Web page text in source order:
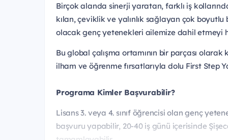
Birçok alanda sinerji yaratan, farklı iş
kılan, çeviklik ve yalınlık sağlayan çok
olacak genç yetenekleri ailemize dahil etmeyi
Bu global çalışma ortamının bir parçası
ilham ve öğrenme fırsatlarıyla dolu First Step
Programa Kimler Başvurabilir?
Lisans 3. veya 4. sınıf öğrencisi olan genç
başvuru yapabilir, 20-40 iş günü içerisinde